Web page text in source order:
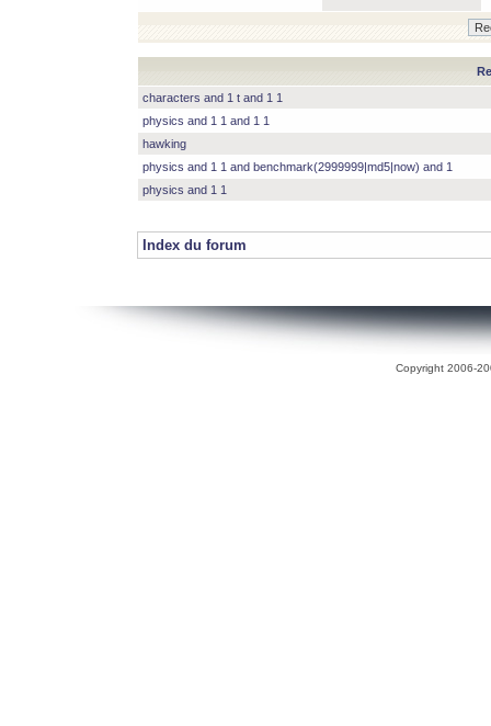
characters and 1 t and 1 1
physics and 1 1 and 1 1
hawking
physics and 1 1 and benchmark(2999999|md5|now) and 1
physics and 1 1
Index du forum
Copyright 2006-